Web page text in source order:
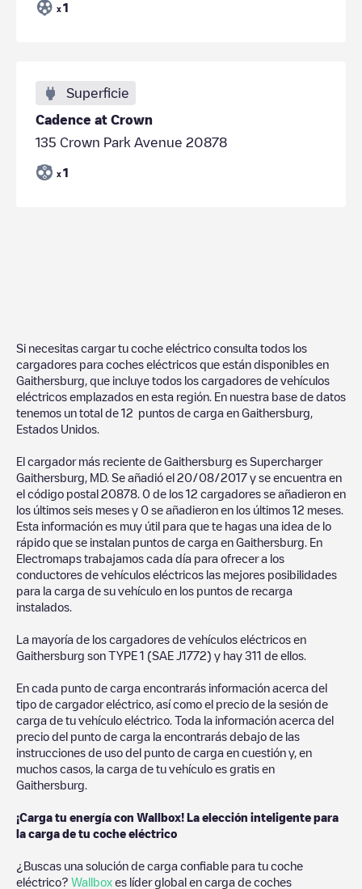
x 1
Superficie
Cadence at Crown
135 Crown Park Avenue 20878
x 1
Si necesitas cargar tu coche eléctrico consulta todos los
cargadores para coches eléctricos que están disponibles en
Gaithersburg , que incluye todos los cargadores de vehículos
eléctricos emplazados en esta región. En nuestra base de datos
tenemos un total de 12 puntos de carga en Gaithersburg
Estados Unidos
El cargador más reciente de Gaithersburg es Supercharger
Gaithersburg, MD. Se añadió el 20/08/2017 y se encuentra en
el código postal 20878 0 de los 12 cargadores se añadieron en
los últimos seis meses y 0 se añadieron en los últimos 12 meses.
Esta información es muy útil para que te hagas una idea de lo
rápido que se instalan puntos de carga en Gaithersburg . En
Electromaps trabajamos cada día para ofrecer a los
conductores de vehículos eléctricos las mejores posibilidades
para la carga de su vehículo en los puntos de recarga
instalados.
La mayoría de los cargadores de vehículos eléctricos en
Gaithersburg son TYPE 1 (SAE J1772) y hay 311 de ellos.
En cada punto de carga encontrarás información acerca del
tipo de cargador eléctrico, así como el precio de la sesión de
carga de tu vehículo eléctrico. Toda la información acerca del
precio del punto de carga la encontrarás debajo de las
instrucciones de uso del punto de carga en cuestión y, en
muchos casos, la carga de tu vehículo es gratis en
Gaithersburg
¡Carga tu energía con Wallbox! La elección inteligente para
la carga de tu coche eléctrico
¿Buscas una solución de carga confiable para tu coche
eléctrico? Wallbox es líder global en carga de coches